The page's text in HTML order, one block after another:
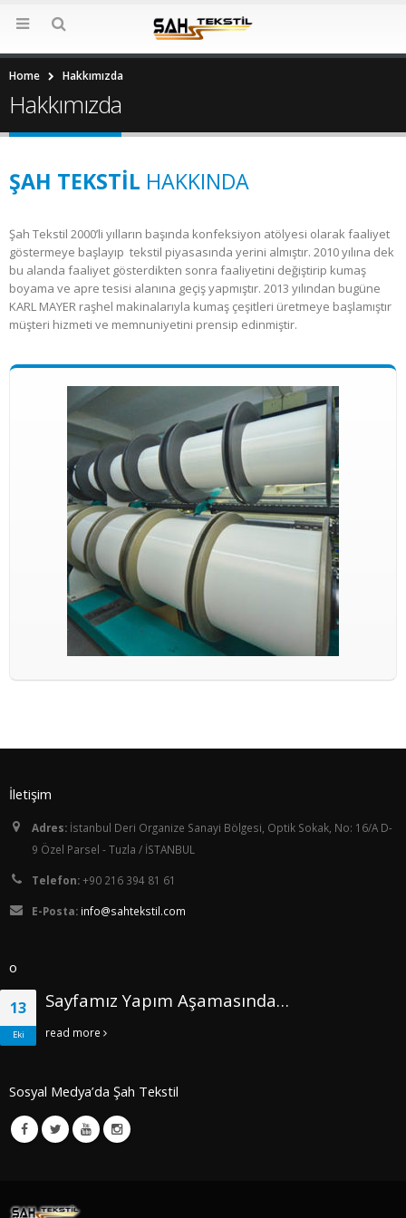
Home Hakkımızda
Hakkımızda
ŞAH TEKSTIL HAKKINDA
Şah Tekstil 2000’li yılların başında konfeksiyon atölyesi olarak faaliyet
göstermeye başlayıp tekstil piyasasında yerini almıştır. 2010 yılına dek
bu alanda faaliyet gösterdikten sonra faaliyetini değiştirip kumaş
boyama ve apre tesisi alanına geçiş yapmıştır. 2013 yılından bugüne
KARL MAYER raşhel makinalarıyla kumaş çeşitleri üretmeye başlamıştır
müşteri hizmeti ve memnuniyetini prensip edinmiştir.
İletişim
Adres: İstanbul Deri Organize Sanayi Bölgesi, Optik Sokak, No: 16/A D-
9 Özel Parsel - Tuzla / İSTANBUL
Telefon:+90 216 394 81 61
E-Posta: info@sahtekstil.com
o
13
Eki
Sayfamız Yapım Aşamasında…
read more
Sosyal Medya’da Şah Tekstil